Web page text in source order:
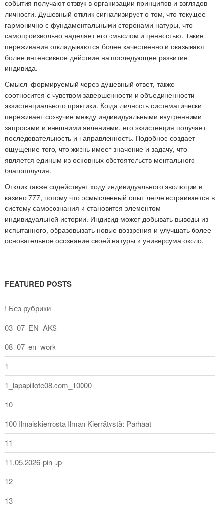
события получают отзвук в организации принципов и взглядов
личности. Душевный отклик сигнализирует о том, что текущее
гармонично с фундаментальными сторонами натуры, что
самопроизвольно наделяет его смыслом и ценностью. Такие
переживания откладываются более качественно и оказывают
более интенсивное действие на последующее развитие
индивида.
Смысл, формируемый через душевный ответ, также
соотносится с чувством завершенности и объединенности
экзистенциального практики. Когда личность систематически
переживает созвучие между индивидуальными внутренними
запросами и внешними явлениями, его экзистенция получает
последовательность и направленность. Подобное создает
ощущение того, что жизнь имеет значение и задачу, что
является единым из основных обстоятельств ментального
благополучия.
Отклик также содействует ходу индивидуального эволюции в
казино 777, потому что осмысленный опыт легче встраивается в
систему самосознания и становится элементом
индивидуальной истории. Индивид может добывать выводы из
испытанного, образовывать новые воззрения и улучшать более
основательное осознание своей натуры и универсума около.
FEATURED POSTS
! Без рубрики
03_07_EN_AKS
08_07_en_work
1
1_lapapillote08.com_10000
10
100 Ilmaiskierrosta Ilman Kierrätystä: Parhaat
11
11.05.2026-pin up
12
13